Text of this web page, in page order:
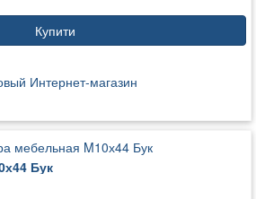
Купити
Интернет-магазин
Бук